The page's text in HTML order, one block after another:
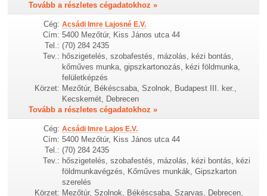
Tovább a részletes cégadatokhoz »
Cég: Acsádi Imre Lajosné E.V.
Cím: 5400 Mezőtúr, Kiss János utca 44
Tel.: (70) 284 2435
Tev.: hőszigetelés, szobafestés, mázolás, kézi bontás,
kőműves munka, gipszkartonozás, kézi földmunka,
felületképzés
Körzet: Mezőtúr, Békéscsaba, Szolnok, Budapest III. ker.,
Kecskemét, Debrecen
Tovább a részletes cégadatokhoz »
Cég: Acsádi Imre Lajos E.V.
Cím: 5400 Mezőtúr, Kiss János utca 44
Tel.: (70) 284 2435
Tev.: hőszigetelés, szobafestés, mázolás, kézi bontás, kézi
földmunkavégzés, Kőműves munkák, Gipszkarton
szerelés
Körzet: Mezőtúr, Szolnok, Békéscsaba, Szarvas, Debrecen,